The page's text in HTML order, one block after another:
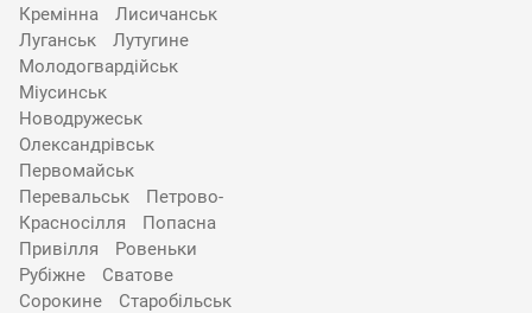
Кремінна
Лисичанськ
Луганськ
Лутугине
Молодогвардійськ
Міусинськ
Новодружеськ
Олександрівськ
Первомайськ
Перевальськ
Петрово-
Красносілля
Попасна
Привілля
Ровеньки
Рубіжне
Сватове
Сорокине
Старобільськ